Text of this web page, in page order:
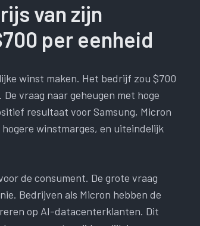
van zijn
per eenheid
winst maken. Het bedrijf zou $700
vraag naar geheugen met hoge
resultaat voor Samsung, Micron
winstmarges, en uiteindelijk
de consument. De grote vraag
Bedrijven als Micron hebben de
op AI-datacenterklanten. Dit